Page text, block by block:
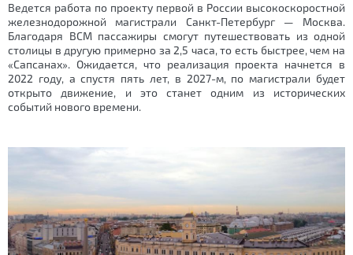
Ведется работа по проекту первой в России высокоскоростной
железнодорожной магистрали Санкт-Петербург — Москва.
Благодаря ВСМ пассажиры смогут путешествовать из одной
столицы в другую примерно за 2,5 часа, то есть быстрее, чем на
«Сапсанах». Ожидается, что реализация проекта начнется в
2022 году, а спустя пять лет, в 2027-м, по магистрали будет
открыто движение, и это станет одним из исторических
событий нового времени.